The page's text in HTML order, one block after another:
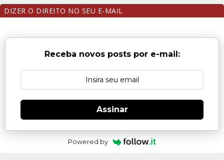
DIZER O DIREITO NO SEU E-MAIL
Receba novos posts por e-mail:
Assinar
Powered by